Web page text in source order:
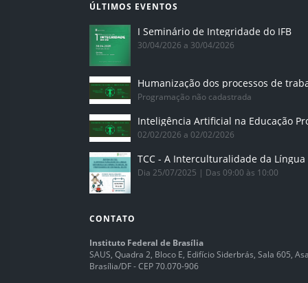
ÚLTIMOS EVENTOS
I Seminário de Integridade do IFB
30/04/2026 a 30/04/2026
Humanização dos processos de
Programação não cadastrada
02/02/2026 a 02/02/2026
Dia 25/07/2025 | Das 09:00 às 10:00
CONTATO
Instituto Federal de Brasília
SAUS, Quadra 2, Bloco E, Edifício Siderbrás, Sala 605,
Brasília/DF - CEP 70.070-906